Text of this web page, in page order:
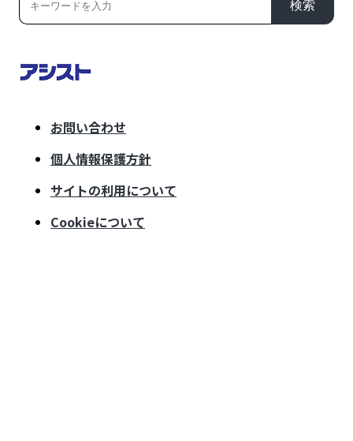
検索
お問い合わせ
個人情報保護方針
サイトの利用について
Cookieについて